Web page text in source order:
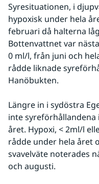
Syresituationen, i
hypoxisk under hela
februari då halterna
Bottenvattnet var
0 ml/l, från juni och
rådde liknade
Hanöbukten.
Längre in i sydöstra
inte
året. Hypoxi, < 2ml/l
rådde under hela året
svavelväte noterades
och augusti.